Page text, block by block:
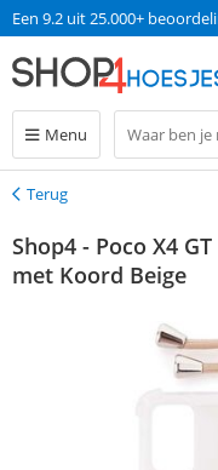
Een 9.2 uit 25.000+
Menu
Terug
Terug
Shop4 - Poco X4
met Koord Beige